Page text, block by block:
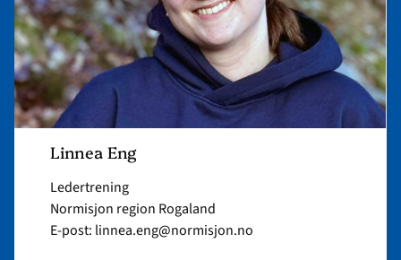
Linnea Eng
Ledertrening
Normisjon region Rogaland
E-post: linnea.eng@normisjon.no